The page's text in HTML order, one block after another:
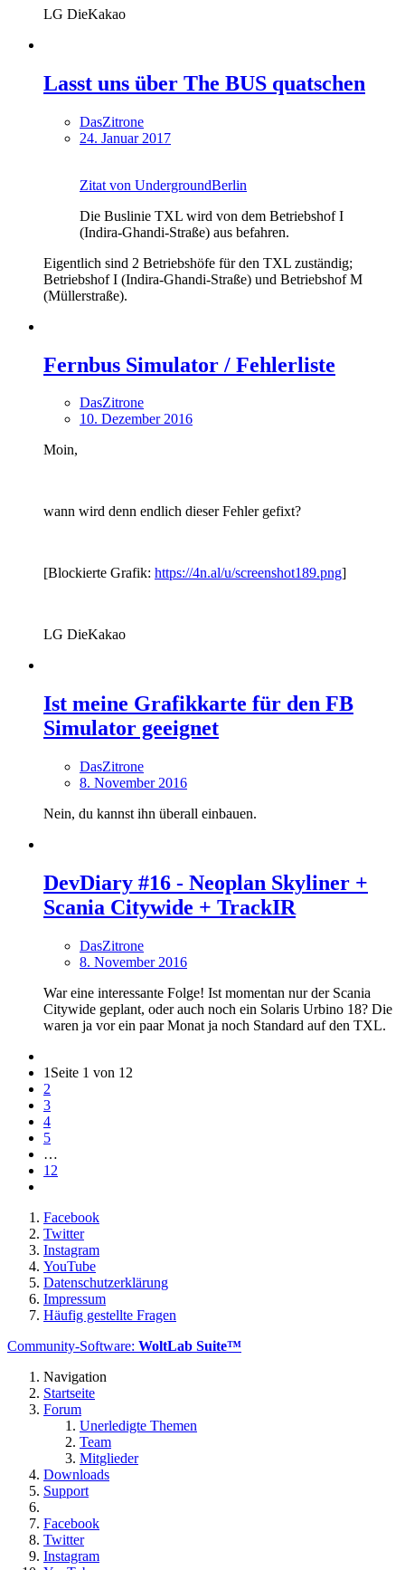
LG DieKakao
Lasst uns über The BUS quatschen
DasZitrone
24. Januar 2017
Zitat von UndergroundBerlin
Die Buslinie TXL wird von dem Betriebshof I
(Indira-Ghandi-Straße) aus befahren.
Eigentlich sind 2 Betriebshöfe für den TXL zuständig;
Betriebshof I (Indira-Ghandi-Straße) und Betriebshof M
(Müllerstraße).
Fernbus Simulator / Fehlerliste
DasZitrone
10. Dezember 2016
Moin,
wann wird denn endlich dieser Fehler gefixt?
[Blockierte Grafik: https://4n.al/u/screenshot189.png]
LG DieKakao
Ist meine Grafikkarte für den FB
Simulator geeignet
DasZitrone
8. November 2016
Nein, du kannst ihn überall einbauen.
DevDiary #16 - Neoplan Skyliner +
Scania Citywide + TrackIR
DasZitrone
8. November 2016
War eine interessante Folge! Ist momentan nur der Scania
Citywide geplant, oder auch noch ein Solaris Urbino 18? Die
waren ja vor ein paar Monat ja noch Standard auf den TXL.
1 Seite 1 von 12
2
3
4
5
…
12
Facebook
Twitter
Instagram
YouTube
Datenschutzerklärung
Impressum
Häufig gestellte Fragen
Community-Software: WoltLab Suite™
Navigation
Startseite
Forum
Unerledigte Themen
Team
Mitglieder
Downloads
Support
Facebook
Twitter
Instagram